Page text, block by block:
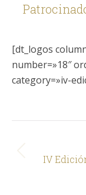
[dt_logos
number=»18″
category=»iv-
IV